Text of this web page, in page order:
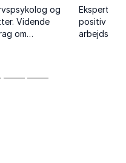
og
Vidende
om
Ekspert i
positiv